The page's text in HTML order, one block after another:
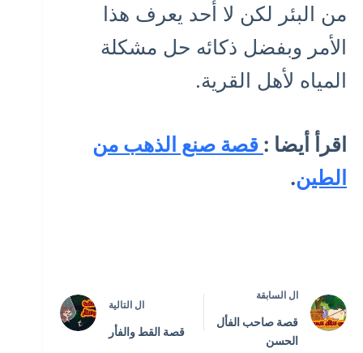
من البئر لكن لا أحد يعرف هذا
الأمر وبفضل ذكائه حل مشكلة
المياه لأهل القرية.
اقرأ أيضا : قصة صنع الذهب من
الطين.
ال السابقة
قصة صاحب الفأل
الحسن
ال التالية
قصة القط والفأر